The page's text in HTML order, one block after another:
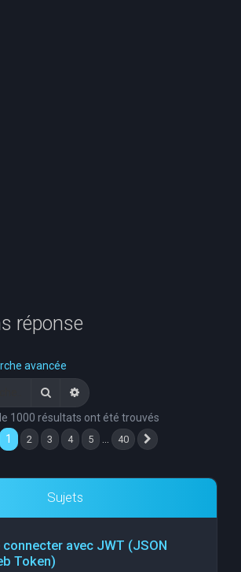
réponse
avancée
RechercherRecherche avancée
1000 résultats ont été trouvés
1 sur 40
1 2 3 4 5 … 40
Sujets
connecter avec JWT (JSON
Token)